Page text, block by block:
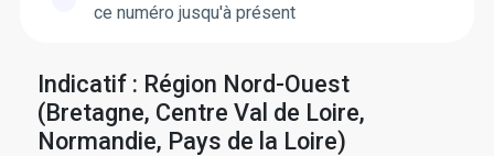
ce numéro jusqu'à présent
Indicatif : Région Nord-Ouest
(Bretagne, Centre Val de Loire,
Normandie, Pays de la Loire)